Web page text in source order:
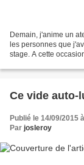
Demain, j'anime un
les personnes que
stage. A cette
Ce vide auto-
Publié le 14/09/2015
Par josleroy